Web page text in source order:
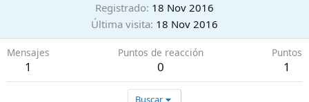
Registrado 18 Nov 2016
Última visita 18 Nov 2016
Mensajes
1
Puntos de reacción
0
Puntos
1
Buscar